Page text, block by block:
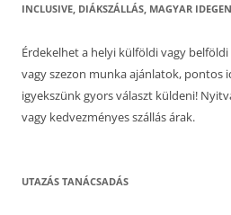
INCLUSIVE, DIÁKSZÁLLÁS, MAGYAR
Érdekelhet a helyi külföldi vagy
vagy szezon munka ajánlatok, pontos
igyekszünk gyors választ küldeni!
vagy kedvezményes szállás árak.
UTAZÁS TANÁCSADÁS